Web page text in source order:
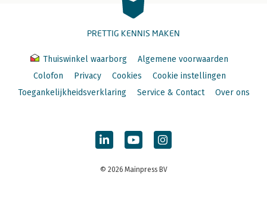
PRETTIG KENNIS MAKEN
Thuiswinkel waarborg
Algemene voorwaarden
Colofon
Privacy Cookies
Cookie instellingen
Toegankelijkheidsverklaring
Service & Contact Over ons
© 2026 Mainpress BV